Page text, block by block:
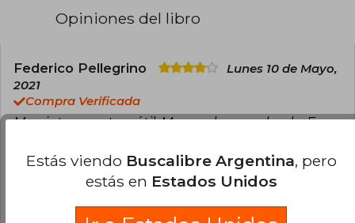
Opiniones del libro
Federico Pellegrino
Lunes 10 de Mayo,
2021
Compra Verificada
Muy interesante y útil. Merece la pena leerlo. En
contundencia sobre temas en los que no tienen
mucho respaldo, pero en general es una muy
Estás viendo Buscalibre Argentina, pero
estás en Estados Unidos